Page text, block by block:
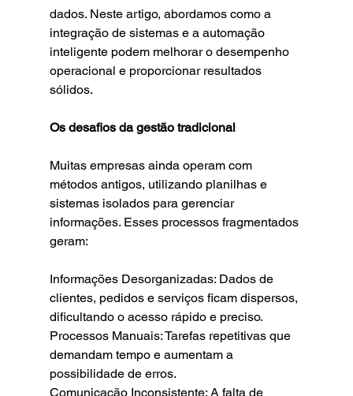
dados. Neste artigo, abordamos como a
integração de sistemas e a automação
inteligente podem melhorar o desempenho
operacional e proporcionar resultados
sólidos.
Os desafios da gestão tradicional
Muitas empresas ainda operam com
métodos antigos, utilizando planilhas e
sistemas isolados para gerenciar
informações. Esses processos fragmentados
geram:
Informações Desorganizadas: Dados de
clientes, pedidos e serviços ficam dispersos,
dificultando o acesso rápido e preciso.
Processos Manuais: Tarefas repetitivas que
demandam tempo e aumentam a
possibilidade de erros.
Comunicação Inconsistente: A falta de